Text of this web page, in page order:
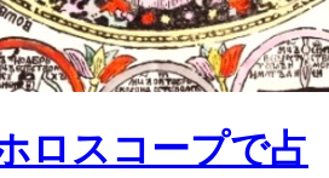
ロスコープで占